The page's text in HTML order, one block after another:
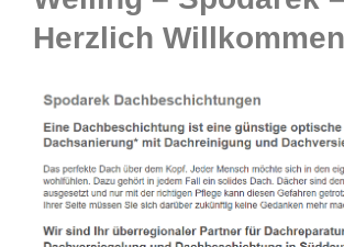
Herzlich